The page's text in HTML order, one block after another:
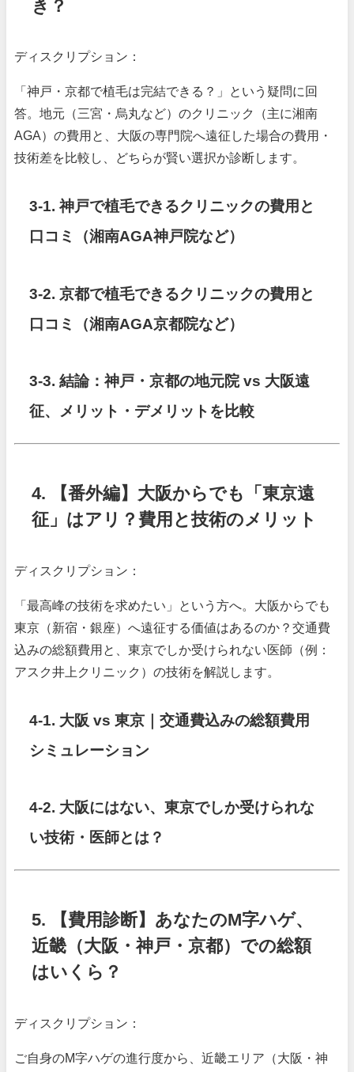
き？
ディスクリプション：
「神戸・京都で植毛は完結できる？」という疑問に回
答。地元（三宮・烏丸など）のクリニック（主に湘南
AGA）の費用と、大阪の専門院へ遠征した場合の費用・
技術差を比較し、どちらが賢い選択か診断します。
3-1. 神戸で植毛できるクリニックの費用と
口コミ（湘南AGA神戸院など）
3-2. 京都で植毛できるクリニックの費用と
口コミ（湘南AGA京都院など）
3-3. 結論：神戸・京都の地元院 vs 大阪遠
征、メリット・デメリットを比較
4. 【番外編】大阪からでも「東京遠
征」はアリ？費用と技術のメリット
ディスクリプション：
「最高峰の技術を求めたい」という方へ。大阪からでも
東京（新宿・銀座）へ遠征する価値はあるのか？交通費
込みの総額費用と、東京でしか受けられない医師（例：
アスク井上クリニック）の技術を解説します。
4-1. 大阪 vs 東京｜交通費込みの総額費用
シミュレーション
4-2. 大阪にはない、東京でしか受けられな
い技術・医師とは？
5. 【費用診断】あなたのM字ハゲ、
近畿（大阪・神戸・京都）での総額
はいくら？
ディスクリプション：
ご自身のM字ハゲの進行度から、近畿エリア（大阪・神